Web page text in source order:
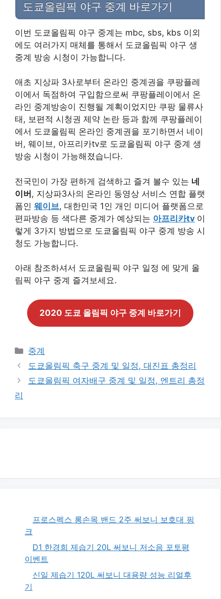
도쿄올림픽 야구 중계 바로가기
이번 도쿄올림픽 야구 중계는 mbc, sbs, kbs 이외
에도 여러가지 매체를 통해서 도쿄올림픽 야구 생
중계 방송 시청이 가능합니다.
애초 지상파 3사로부터 온라인 중계권을 쿠팡플레
이에서 독점하여 구입함으로써 쿠팡플레이에서 온
라인 중계방송이 진행될 계획이었지만 쿠팡 물류사
태, 보편적 시청권 제약 논란 등과 함께 쿠팡플레이
에서 도쿄올림픽 온라인 중계권을 포기하면서 네이
버, 웨이브, 아프리카tv로 도쿄올림픽 야구 중계 생
방송 시청이 가능해졌습니다.
전국민이 가장 편하게 검색하고 즐겨 볼수 있는 네
이버, 지상파3사의 온라인 동영상 서비스 연합 플랫
폼인 웨이브, 대한민국 1인 개인 미디어 플랫폼으로
편파방송 등 색다른 중계가 예상되는 아프리카tv 이
렇게 3가지 방법으로 도쿄올림픽 야구 중계 방송 시
청도 가능합니다.
아래 참조하셔서 도쿄올림픽 야구 일정 에 맞게 올
림픽 야구 중계 즐겨보세요.
2020 도쿄 올림픽 야구 중계 바로가기
카
테
리
중계
도쿄올림픽 축구 중계 및 일정, 대진표 총정리
도쿄올림픽 여자배구 중계 및 일정, 엔트리 총정
리
프로스펙스 롱손목 밴드 2주 써보니 보호대 핑
크
D1 한경희 제습기 20L 써보니 저소음 포토평
이벤트
신일 제습기 120L 써보니 대용량 성능 리얼후
기